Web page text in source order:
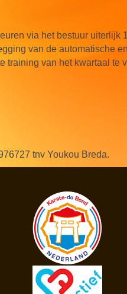
via het bestuur uiterlijk
van de automatische
van het kwartaal te
tnv Youkou Breda.